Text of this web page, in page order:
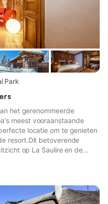
Park
het gerenommeerde
meest vooraanstaande
locatie om te genieten
resort.Dit betoverende
op La Saulire en de
op de charmante houten
ondergedompeld in een
woonruimtes,